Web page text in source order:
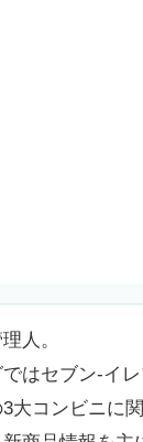
はセブン-イ
3大コンビニに
新商品情報を